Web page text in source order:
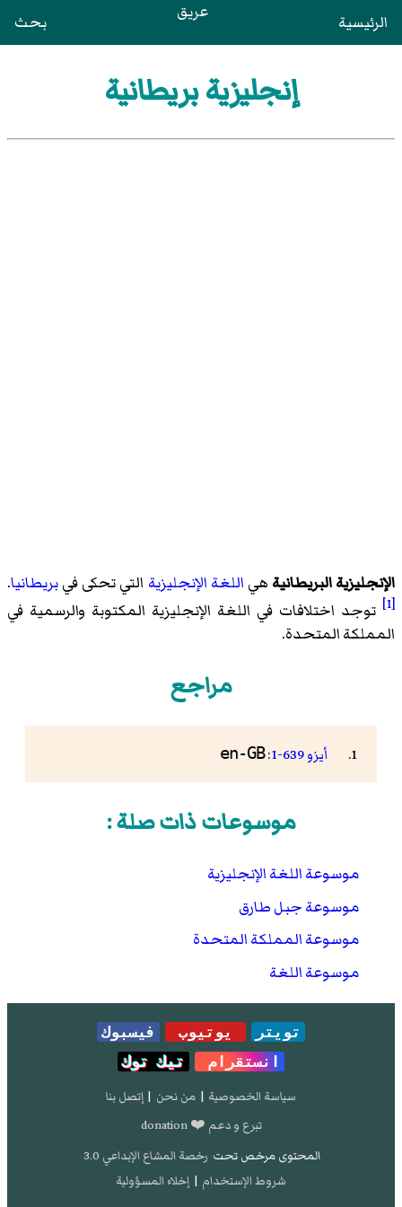
الرئيسية عريق بحث
إنجليزية بريطانية
الإنجليزية البريطانية هي اللغة الإنجليزية التي تحكى فيبريطانيا.
[1]
توجد اختلافات في اللغة الإنجليزية المكتوبة والرسمية في
المملكة المتحدة.
مراجع
أيزو 639-1 :
en-GB
موسوعات ذات صلة :
موسوعة اللغة الإنجليزية
موسوعة جبل طارق
موسوعة المملكة المتحدة
موسوعة اللغة
تويتر يوتيوب
فيسبوك
انستقرام
تيك توك
سياسة الخصوصية | من نحن | إتصل بنا
تبرع و دعم ❤️ donation
المحتوى مرخص تحت رخصة المشاع الإبداعي 3.0
شروط الإستخدام | إخلاء المسؤولية